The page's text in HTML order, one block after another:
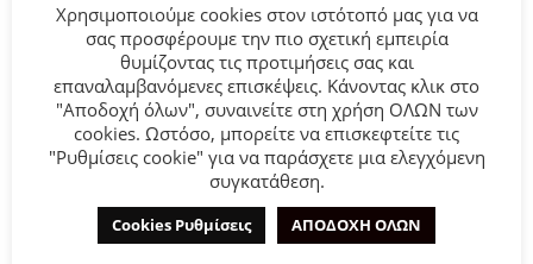
ΣΥΜΒΟΥΛΕΣ
Πλένεται στο πλυντήριο στους 30°C.
ΣΧΕΤΙΚΆ ΠΡΟΪΌΝΤΑ
Χρησιμοποιούμε cookies στον ιστότοπό μας για να
σας προσφέρουμε την πιο σχετική εμπειρία
θυμίζοντας τις προτιμήσεις σας και
επαναλαμβανόμενες επισκέψεις. Κάνοντας κλικ στο
"Αποδοχή όλων", συναινείτε στη χρήση ΟΛΩΝ των
cookies. Ωστόσο, μπορείτε να επισκεφτείτε τις
"Ρυθμίσεις cookie" για να παράσχετε μια ελεγχόμενη
συγκατάθεση.
Cookies Ρυθμίσεις ΑΠΟΔΟΧΗ ΟΛΩΝ